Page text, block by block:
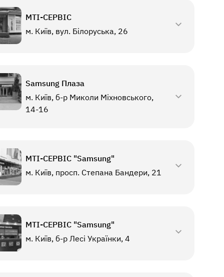
МТI-СЕРВІС
м. Київ, вул. Білоруська, 26
Samsung Плаза
м. Київ, б-р Миколи Міхновського,
14-16
МТI-СЕРВІС "Samsung"
м. Київ, просп. Степана Бандери, 21
МТI-СЕРВІС "Samsung"
м. Київ, б-р Лесі Українки, 4